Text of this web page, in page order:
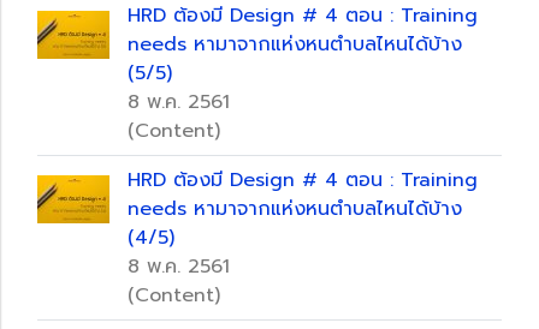
HRD ต้องมี Design # 4 ตอน : Training
needs หามาจากแห่งหนตำบลไหนได้บ้าง
(5/5)
8 พ.ค. 2561
(Content)
HRD ต้องมี Design # 4 ตอน : Training
needs หามาจากแห่งหนตำบลไหนได้บ้าง
(4/5)
8 พ.ค. 2561
(Content)